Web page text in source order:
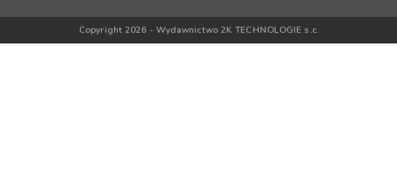
Copyright 2026 - Wydawnictwo 2K TECHNOLOGIE s.c.